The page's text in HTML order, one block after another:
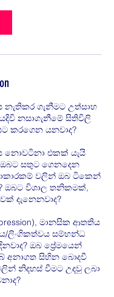
නැතිකර ගැනීමට උත්සාහ
නසාගැනීමේ සිතිවිලි
කරගෙන යනවාද?
නොවටිනා එකක් යැයි
සතුට ගෙනදෙන
වලින් ඔබ ටිකෙන්
ඔබට විශාල තනිකමක්,
දැනෙනවාද?
මානසික ආතතිය
ලිංගිකත්වය සම්භන්ධ
ඔබ ප්‍රේමයෙන්
අනාගත සිහින බොදවී
නිදහස් වීමට උදවු ලබා